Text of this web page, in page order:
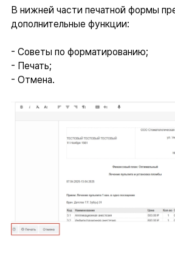
В нижней части печатной формы
дополнительные функции:
- Советы по форматированию;
- Печать;
- Отмена.